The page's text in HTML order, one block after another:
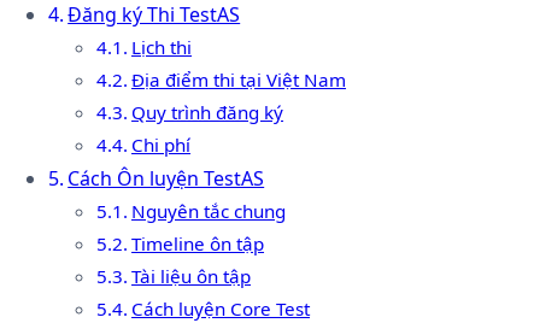
Đăng ký Thi TestAS
Lịch thi
Địa điểm thi tại Việt Nam
Quy trình đăng ký
Chi phí
Cách Ôn luyện TestAS
Nguyên tắc chung
Timeline ôn tập
Tài liệu ôn tập
Cách luyện Core Test